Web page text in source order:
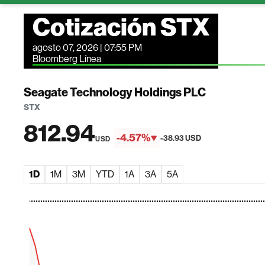
Cotización STX
agosto 07, 2026 | 07:55 PM
Bloomberg Línea
Seagate Technology Holdings PLC
STX
812.94USD -4.57% -38.93 USD
1D 1M 3M YTD 1A 3A 5A